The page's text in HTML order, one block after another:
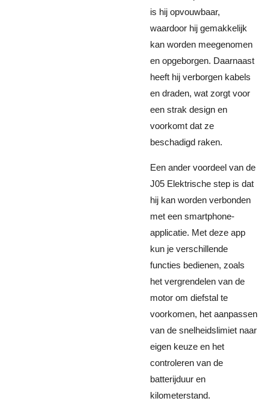
is hij opvouwbaar,
waardoor hij gemakkelijk
kan worden meegenomen
en opgeborgen. Daarnaast
heeft hij verborgen kabels
en draden, wat zorgt voor
een strak design en
voorkomt dat ze
beschadigd raken.
Een ander voordeel van de
J05 Elektrische step is dat
hij kan worden verbonden
met een smartphone-
applicatie. Met deze app
kun je verschillende
functies bedienen, zoals
het vergrendelen van de
motor om diefstal te
voorkomen, het aanpassen
van de snelheidslimiet naar
eigen keuze en het
controleren van de
batterijduur en
kilometerstand.